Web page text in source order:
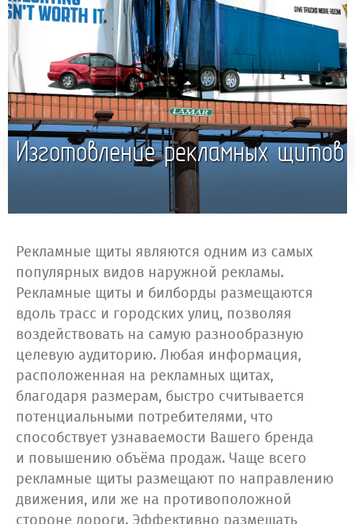
Изготовление рекламных щитов
Рекламные щиты являются одним из самых
популярных видов наружной рекламы.
Рекламные щиты и билборды размещаются
вдоль трасс и городских улиц, позволяя
воздействовать на самую разнообразную
целевую аудиторию. Любая информация,
расположенная на рекламных щитах,
благодаря размерам, быстро считывается
потенциальными потребителями, что
способствует узнаваемости Вашего бренда
и повышению объёма продаж. Чаще всего
рекламные щиты размещают по направлению
движения, или же на противоположной